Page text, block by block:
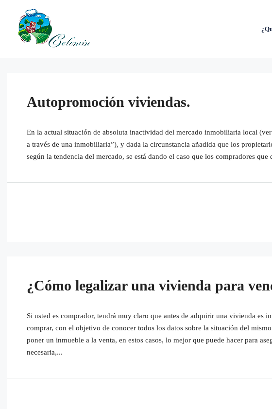
Autopromoción viviendas.
En la actual situación de absoluta inactividad del mercado inmobiliaria local
a través de una inmobiliaria”), y dada la circunstancia añadida que los
según la tendencia del mercado, se está dando el caso que los compradores
¿Cómo legalizar una vivienda para
Si usted es comprador, tendrá muy claro que antes de adquirir una vivienda es
comprar, con el objetivo de conocer todos los datos sobre la situación del
poner un inmueble a la venta, en estos casos, lo mejor que puede hacer para
necesaria,...